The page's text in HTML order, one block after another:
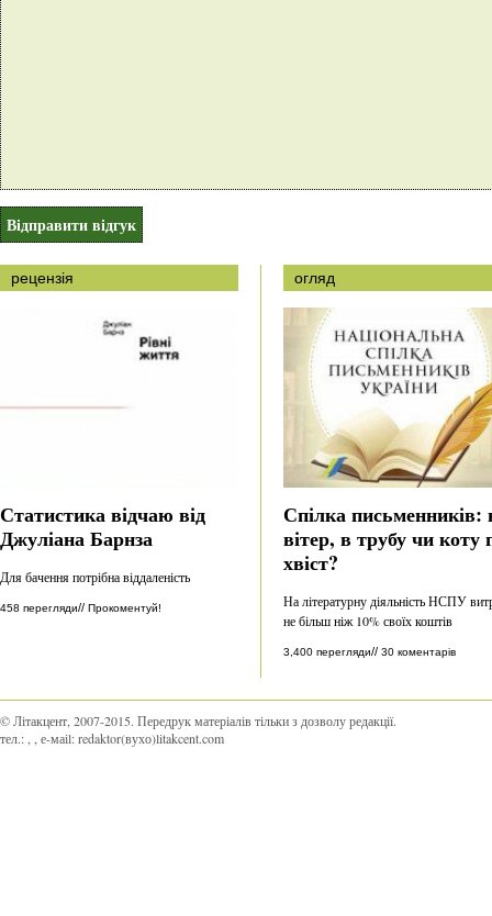
рецензія
Статистика відчаю від
Джуліана Барнза
Для бачення потрібна віддаленість
458 перегляди// Прокоментуй!
огляд
Спілка письменників:
вітер, в трубу чи коту
хвіст?
На літературну діяльність НСПУ
не більш ніж 10% своїх коштів
3,400 перегляди// 30 коментарів
© Літакцент, 2007-2015. Передрук матеріалів тільки з дозволу редакції.
тел.:
, е-маіl:redaktor(вухо)litakcent.com